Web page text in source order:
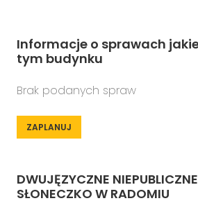
Informacje o sprawach
tym budynku
Brak podanych spraw
ZAPLANUJ
DWUJĘZYCZNE
SŁONECZKO W RADOMIU